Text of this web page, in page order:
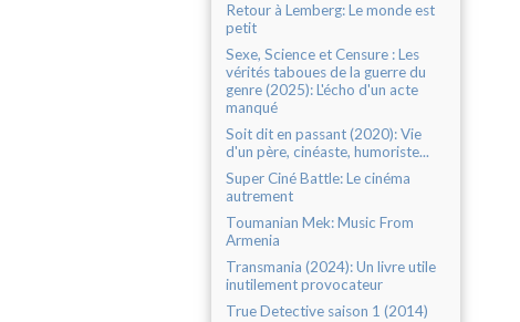
Retour à Lemberg: Le monde est
petit
Sexe, Science et Censure : Les
vérités taboues de la guerre du
genre (2025): L'écho d'un acte
manqué
Soit dit en passant (2020): Vie
d'un père, cinéaste, humoriste...
Super Ciné Battle: Le cinéma
autrement
Toumanian Mek: Music From
Armenia
Transmania (2024): Un livre utile
inutilement provocateur
True Detective saison 1 (2014)